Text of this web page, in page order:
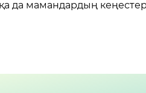
да мамандардың